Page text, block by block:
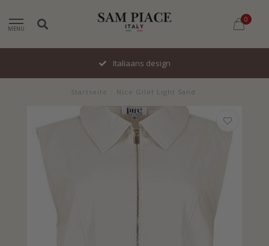
MENU
0
Italiaans design
Startseite Nice Gilet Light Sand